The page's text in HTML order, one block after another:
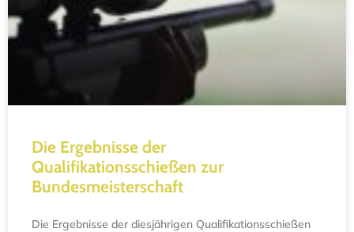
Die Ergebnisse der
Qualifikationsschießen zur
Bundesmeisterschaft
Die Ergebnisse der diesjährigen Qualifikationsschießen